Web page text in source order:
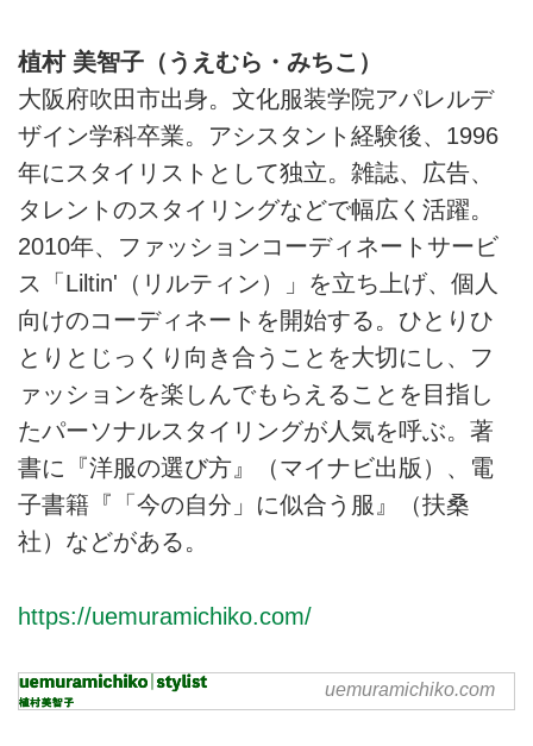
植村 美智子（うえむら・みちこ）
大阪府吹田市出身。文化服装学院アパレルデ
ザイン学科卒業。アシスタント経験後、1996
年にスタイリストとして独立。雑誌、広告、
タレントのスタイリングなどで幅広く活躍。
2010年、ファッションコーディネートサービ
ス「Liltin'（リルティン）」を立ち上げ、個人
向けのコーディネートを開始する。ひとりひ
とりとじっくり向き合うことを大切にし、フ
ァッションを楽しんでもらえることを目指し
たパーソナルスタイリングが人気を呼ぶ。著
書に『洋服の選び方』（マイナビ出版）、電
子書籍『「今の自分」に似合う服』（扶桑
社）などがある。
https://uemuramichiko.com/
uemuramichiko | stylist 植村
uemuramichiko.com